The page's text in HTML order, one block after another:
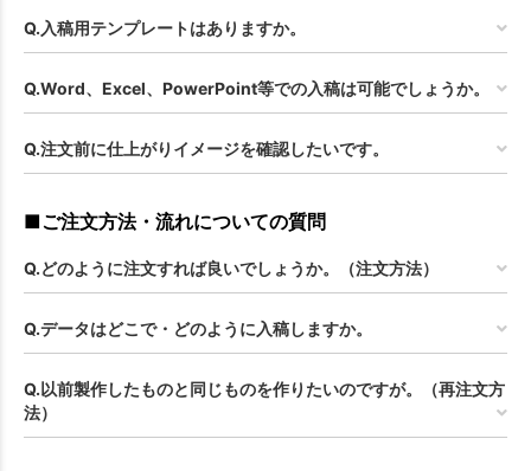
お買い物を続ける
Q.入稿用テンプレートはありますか。
Q.Word、Excel、PowerPoint等での入稿は可能でしょうか。
Q.注文前に仕上がりイメージを確認したいです。
■ご注文方法・流れについての質問
Q.どのように注文すれば良いでしょうか。（注文方法）
Q.データはどこで・どのように入稿しますか。
Q.以前製作したものと同じものを作りたいのですが。（再注文方
法）